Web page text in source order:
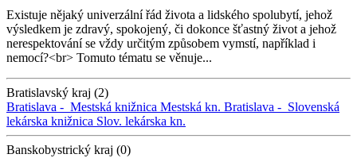
Existuje nějaký univerzální řád života a lidského spolubytí, jehož
výsledkem je zdravý, spokojený, či dokonce šťastný život a jehož
nerespektování se vždy určitým způsobem vymstí, například i
nemocí?<br> Tomuto tématu se věnuje...
Bratislavský kraj (2)
Bratislava - Mestská knižnica Mestská kn. Bratislava - Slovenská
lekárska knižnica Slov. lekárska kn.
Banskobystrický kraj (0)